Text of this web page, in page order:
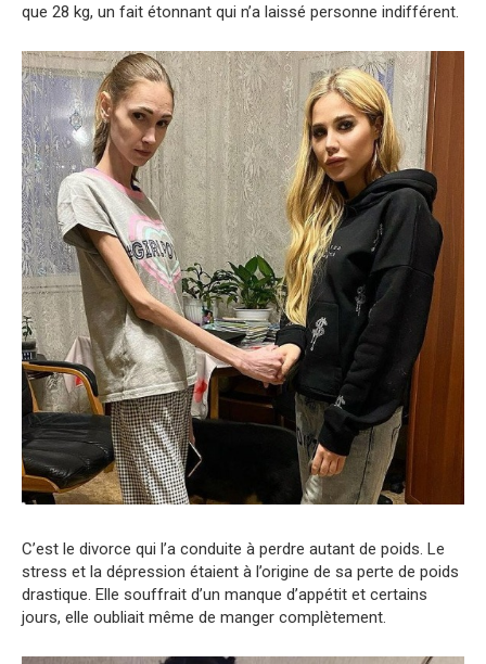
que 28 kg, un fait étonnant qui n’a laissé personne indifférent.
C’est le divorce qui l’a conduite à perdre autant de poids. Le
stress et la dépression étaient à l’origine de sa perte de poids
drastique. Elle souffrait d’un manque d’appétit et certains
jours, elle oubliait même de manger complètement.